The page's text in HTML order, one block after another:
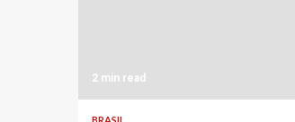
2 min read